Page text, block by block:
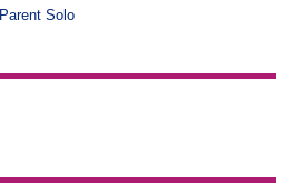
Parent Solo